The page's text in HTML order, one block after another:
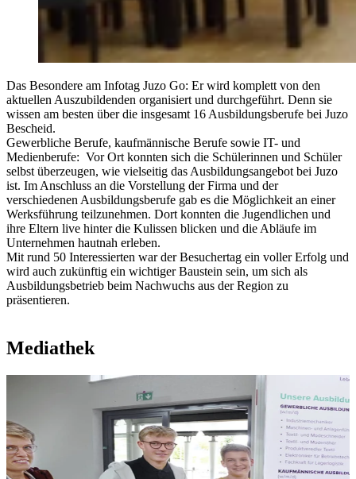
Das Besondere am Infotag Juzo Go: Er wird komplett von den
aktuellen Auszubildenden organisiert und durchgeführt. Denn sie
wissen am besten über die insgesamt 16 Ausbildungsberufe bei Juzo
Bescheid.
Gewerbliche Berufe, kaufmännische Berufe sowie IT- und
Medienberufe: Vor Ort konnten sich die Schülerinnen und Schüler
selbst überzeugen, wie vielseitig das Ausbildungsangebot bei Juzo
ist. Im Anschluss an die Vorstellung der Firma und der
verschiedenen Ausbildungsberufe gab es die Möglichkeit an einer
Werksführung teilzunehmen. Dort konnten die Jugendlichen und
ihre Eltern live hinter die Kulissen blicken und die Abläufe im
Unternehmen hautnah erleben.
Mit rund 50 Interessierten war der Besuchertag ein voller Erfolg und
wird auch zukünftig ein wichtiger Baustein sein, um sich als
Ausbildungsbetrieb beim Nachwuchs aus der Region zu
präsentieren.
Mediathek